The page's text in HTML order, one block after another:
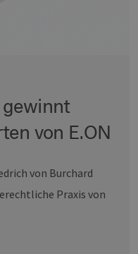
gewinnt
von E.ON
von Burchard
Praxis von